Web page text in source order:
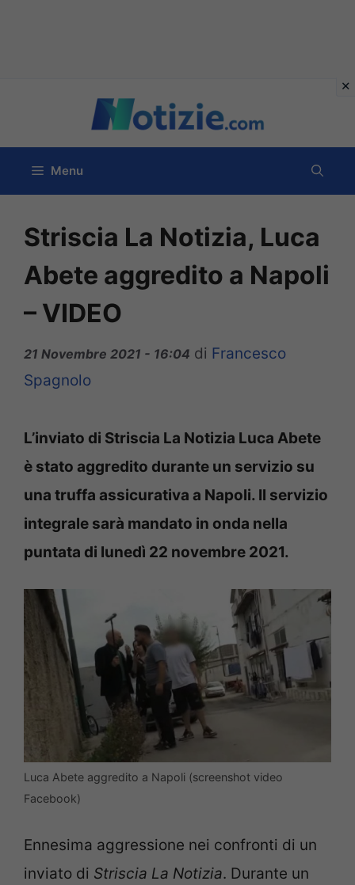
contenuto
Menu
Striscia La Notizia, Luca
Abete aggredito a Napoli
– VIDEO
21 Novembre 2021 - 16:04 di Francesco
Spagnolo
L’inviato di Striscia La Notizia Luca Abete
è stato aggredito durante un servizio su
una truffa assicurativa a Napoli. Il servizio
integrale sarà mandato in onda nella
puntata di lunedì 22 novembre 2021.
Luca Abete aggredito a Napoli (screenshot video
Facebook)
Ennesima aggressione nei confronti di un
inviato di Striscia La Notizia. Durante un